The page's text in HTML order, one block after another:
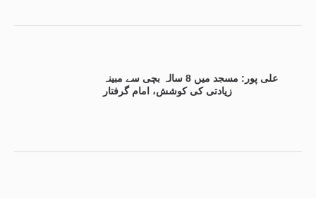
علی پور: مسجد میں 8 سالہ بچی سے مبینہ
زیادتی کی کوشش، امام گرفتار